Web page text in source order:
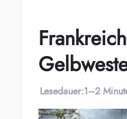
Lesedauer:1–2